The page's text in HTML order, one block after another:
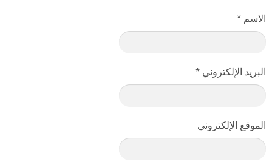
يستطيع المستخدم ان يضيف توصية خاصة.
يمتلك التطبيق خانة بحث سريعة للبحث عن مواسم المسلسلات أو
مميزات تطبيق انمي سلاير للايفون
يضم التطبيق مجموعة متنوعة من مسلسلات الانمي المترجمة والمدبلجة.
الاسم *
البريد الإلكتروني *
الموقع الإلكتروني